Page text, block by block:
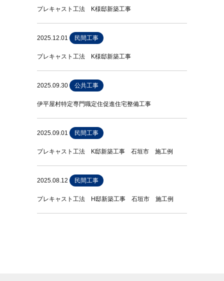
プレキャスト工法 K様邸新築工事
2025.12.01 民間工事
プレキャスト工法 K様邸新築工事
2025.09.30 公共工事
伊平屋村特定専門職定住促進住宅整備工事
2025.09.01 民間工事
プレキャスト工法 K邸新築工事 石垣市 施工例
2025.08.12 民間工事
プレキャスト工法 H邸新築工事 石垣市 施工例